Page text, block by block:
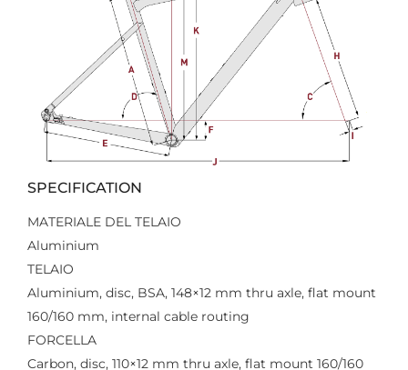
SPECIFICATION
MATERIALE DEL TELAIO
Aluminium
TELAIO
Aluminium, disc, BSA, 148×12 mm thru axle, flat mount
160/160 mm, internal cable routing
FORCELLA
Carbon, disc, 110×12 mm thru axle, flat mount 160/160